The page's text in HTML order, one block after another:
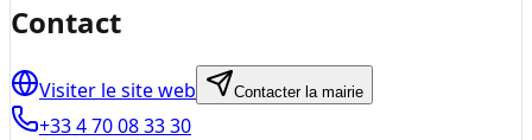
Contact
Visiter le site web Contacter la mairie
+33 4 70 08 33 30